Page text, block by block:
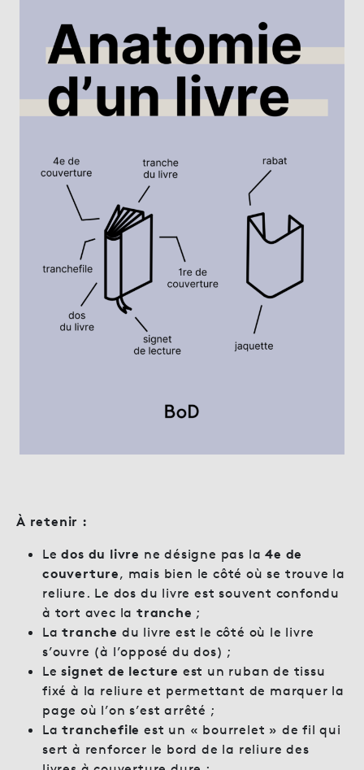
À retenir :
Ledos du livre ne désigne pas la4e de
couverture, mais bien le côté où se trouve la
reliure. Le dos du livre est souvent confondu
à tort avec latranche ;
Latranche du livre est le côté où le livre
s’ouvre (à l’opposé du dos) ;
Lesignet de lecture est un ruban de tissu
fixé à la reliure et permettant de marquer la
page où l’on s’est arrêté ;
Latranchefileest un « bourrelet » de fil qui
sert à renforcer le bord de la reliure des